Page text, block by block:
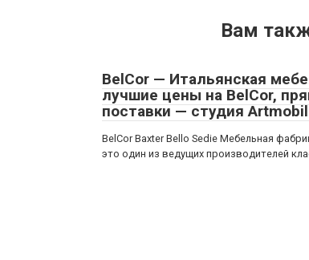
Вам
BelCor — Итальянская
лучшие цены на BelCor,
поставки — студия
BelCor Baxter Bello Sedie Мебельная
это один из ведущих производителей